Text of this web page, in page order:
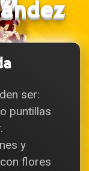
ser:
puntillas
y
flores